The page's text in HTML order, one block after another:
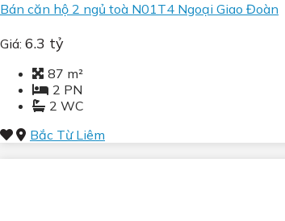
Bán căn hộ 2 ngủ toà N01T4 Ngoại Giao Đoàn
Giá: 6.3 tỷ
87 m²
2 PN
2 WC
Bắc Từ Liêm